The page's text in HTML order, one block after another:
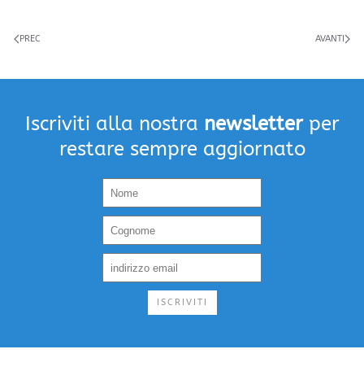
PREC AVANTI
Iscriviti alla nostra newsletterper
restare sempre aggiornato
ISCRIVITI